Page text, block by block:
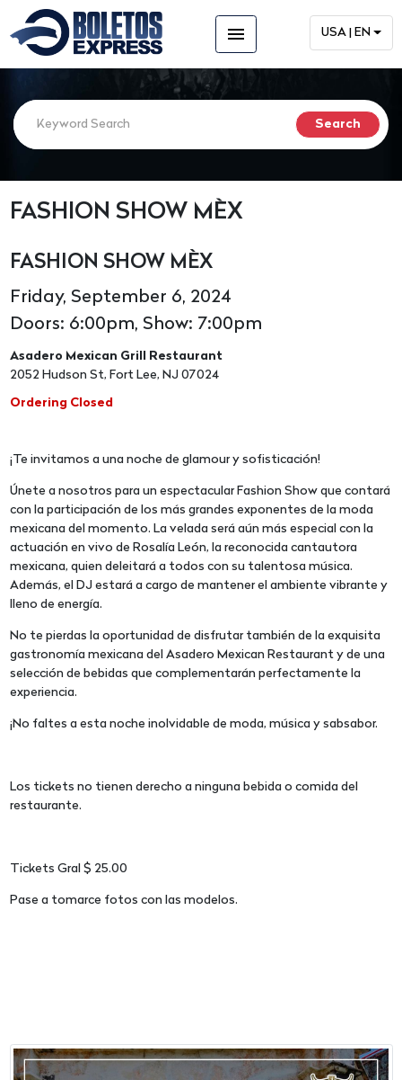
menu USA | EN
FASHION SHOW MÈX
FASHION SHOW MÈX
Friday, September 6, 2024
Doors: 6:00pm, Show: 7:00pm
Asadero Mexican Grill Restaurant
2052 Hudson St, Fort Lee, NJ 07024
Ordering Closed
¡Te invitamos a una noche de glamour y sofisticación!
Únete a nosotros para un espectacular Fashion Show que contará
con la participación de los más grandes exponentes de la moda
mexicana del momento. La velada será aún más especial con la
actuación en vivo de Rosalía León, la reconocida cantautora
mexicana, quien deleitará a todos con su talentosa música.
Además, el DJ estará a cargo de mantener el ambiente vibrante y
lleno de energía.
No te pierdas la oportunidad de disfrutar también de la exquisita
gastronomía mexicana del Asadero Mexican Restaurant y de una
selección de bebidas que complementarán perfectamente la
experiencia.
¡No faltes a esta noche inolvidable de moda, música y sabsabor.
Los tickets no tienen derecho a ninguna bebida o comida del
restaurante.
Tickets Gral $ 25.00
Pase a tomarce fotos con las modelos.